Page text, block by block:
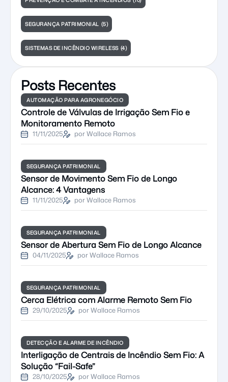
SEGURANÇA PATRIMONIAL (5)
SISTEMAS DE INCÊNDIO WIRELESS (4)
Posts Recentes
AUTOMAÇÃO PARA AGRONEGÓCIO
Controle de Válvulas de Irrigação Sem Fio e
Monitoramento Remoto
11/11/2025 por Wallace Ramos
SEGURANÇA PATRIMONIAL
Sensor de Movimento Sem Fio de Longo
Alcance: 4 Vantagens
11/11/2025 por Wallace Ramos
SEGURANÇA PATRIMONIAL
Sensor de Abertura Sem Fio de Longo Alcance
04/11/2025 por Wallace Ramos
SEGURANÇA PATRIMONIAL
Cerca Elétrica com Alarme Remoto Sem Fio
29/10/2025 por Wallace Ramos
DETECÇÃO E ALARME DE INCÊNDIO
Interligação de Centrais de Incêndio Sem Fio: A
Solução “Fail-Safe”
28/10/2025 por Wallace Ramos